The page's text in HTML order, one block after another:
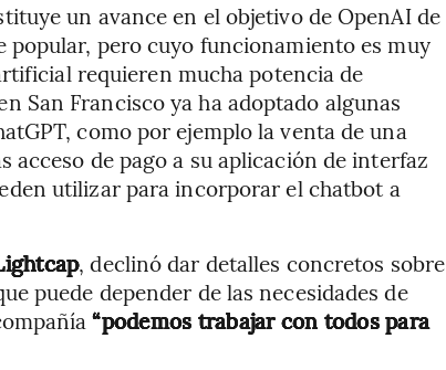
un avance en el objetivo de OpenAI de
pero cuyo funcionamiento es muy
requieren mucha potencia de
San Francisco ya ha adoptado algunas
como por ejemplo la venta de una
de pago a su aplicación de interfaz
utilizar para incorporar el chatbot a
, declinó dar detalles concretos sobre
puede depender de las necesidades de
“podemos trabajar con todos para